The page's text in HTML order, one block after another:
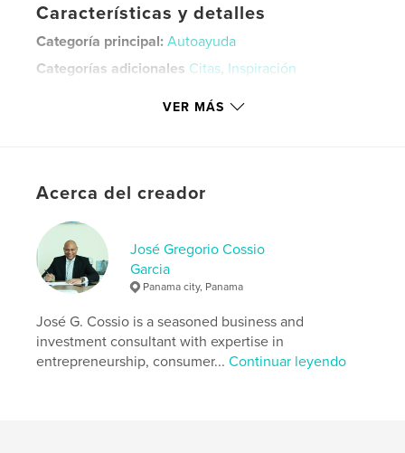
Características y detalles
Categoría principal: Autoayuda
Categorías adicionales Citas, Inspiración
Tapa dura impresa: 9781715129057
Idioma
English
Palabras clave
startup education , business
motivation
VER MÁS
Acerca del creador
José Gregorio Cossio
Garcia
Panama city, Panama
José G. Cossio is a seasoned business and
investment consultant with expertise in
entrepreneurship, consumer...Continuar leyendo